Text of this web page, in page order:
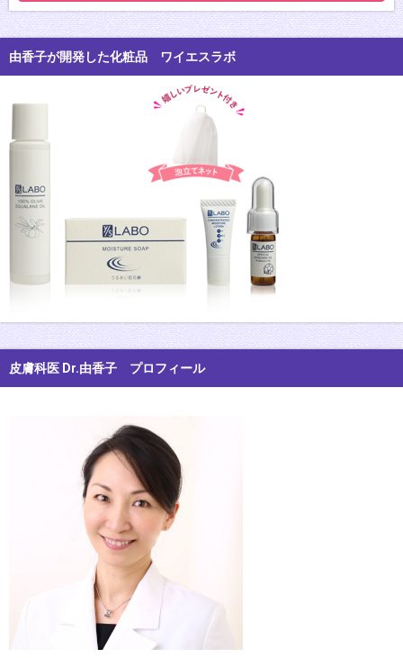
由香子が開発した化粧品 ワイエスラボ
皮膚科医 Dr.由香子 プロフィール